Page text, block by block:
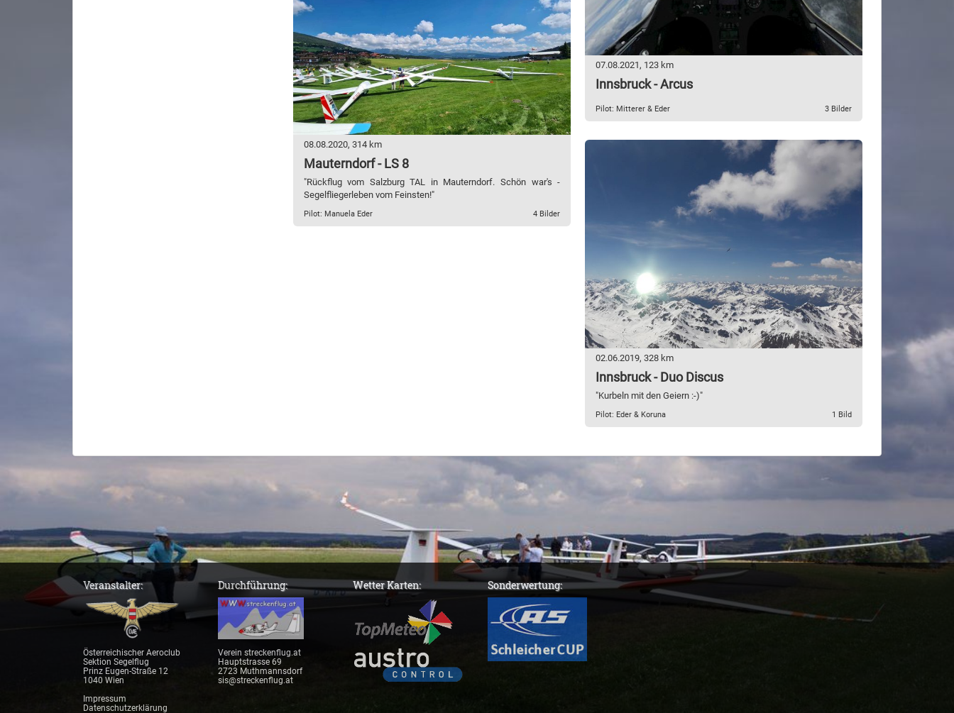
07.08.2021, 123 km
Innsbruck - Arcus
Pilot: Mitterer & Eder 3 Bilder
08.08.2020, 314 km
Mauterndorf - LS 8
"Rückflug vom Salzburg TAL in Mauterndorf. Schön war's -
Segelfliegerleben vom Feinsten!"
Pilot: Manuela Eder 4 Bilder
02.06.2019, 328 km
Innsbruck - Duo Discus
"Kurbeln mit den Geiern :-)"
Pilot: Eder & Koruna 1 Bild
Veranstalter:
Österreichischer Aeroclub
Sektion Segelflug
Prinz Eugen-Straße 12
1040 Wien
Impressum
Datenschutzerklärung
Durchführung:
Verein streckenflug.at
Hauptstrasse 69
2723 Muthmannsdorf
sis@streckenflug.at
Wetter Karten: Sonderwertung: